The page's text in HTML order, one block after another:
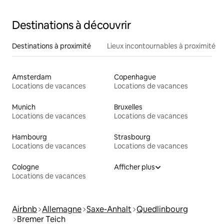
Destinations à découvrir
Destinations à proximité Lieux incontournables à proximité
Amsterdam
Locations de vacances
Copenhague
Locations de vacances
Munich
Locations de vacances
Bruxelles
Locations de vacances
Hambourg
Locations de vacances
Strasbourg
Locations de vacances
Cologne
Locations de vacances
Afficher plus
Airbnb Allemagne Saxe-Anhalt Quedlinbourg
Bremer Teich